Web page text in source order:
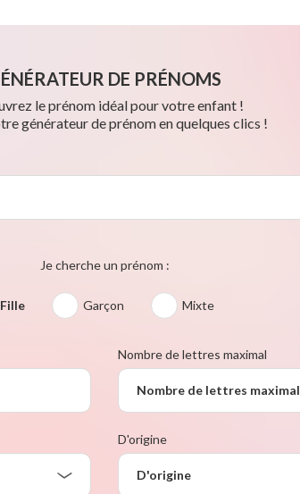
DE PRÉNOMS
le prénom idéal pour votre enfant !
générateur de prénom en quelques clics !
Je cherche un prénom :
Fille Garçon Mixte
Nombre de lettres maximal
Nombre de lettres maximal
D'origine
D'origine